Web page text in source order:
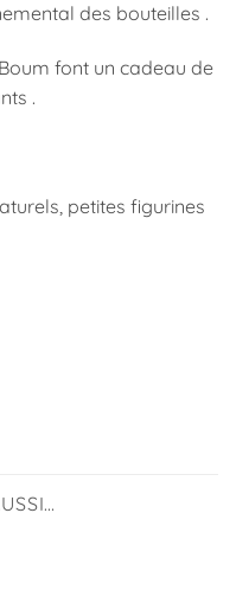
des bouteilles .
font un cadeau de
.
petites figurines